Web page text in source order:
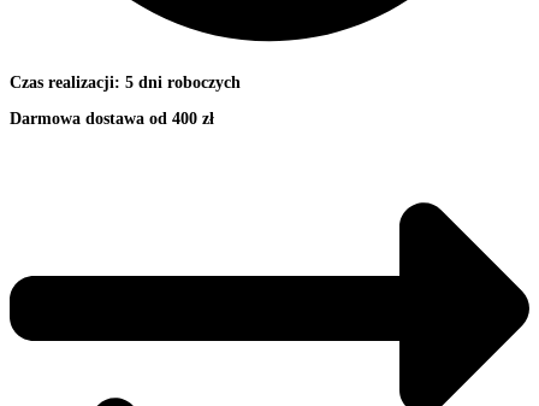
Czas realizacji: 5 dni roboczych
Darmowa dostawa od 400 zł